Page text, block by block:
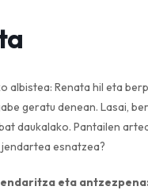
albistea: Renata hil eta
geratu denean. Lasai,
daukalako. Pantailen
esnatzea?
eta